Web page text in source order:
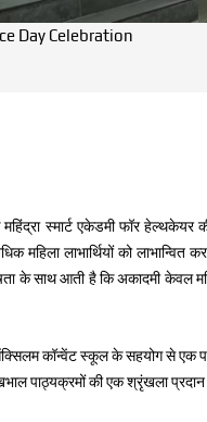
Day Celebration
स्मार्ट एकेडमी फॉर हेल्थकेयर
महिला लाभार्थियों को
के साथ आती है कि अकादमी केवल
कॉन्वेंट स्कूल के सहयोग से एक
पाठ्यक्रमों की एक श्रृंखला